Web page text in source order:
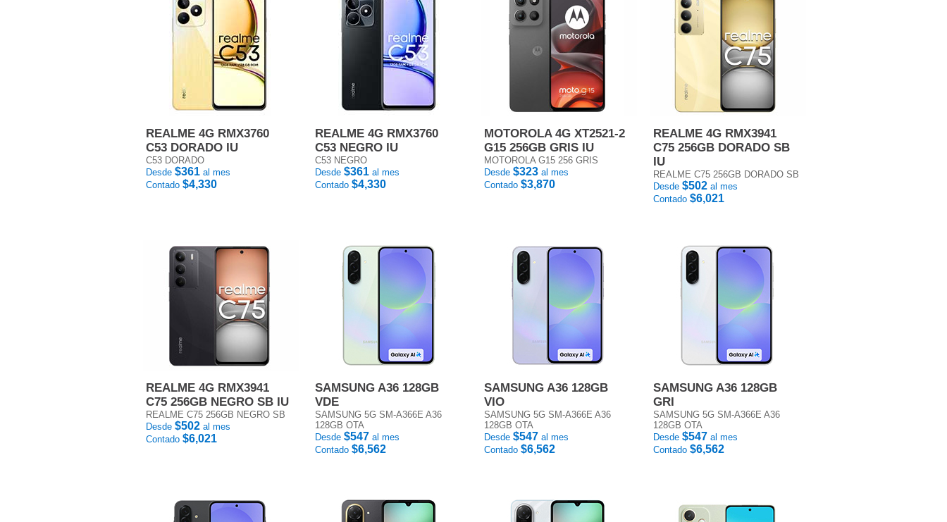
REALME 4G RMX3760
C53 DORADO IU
C53 DORADO
Desde $361 al mes
Contado $4,330
REALME 4G RMX3760
C53 NEGRO IU
C53 NEGRO
Desde $361 al mes
Contado $4,330
MOTOROLA 4G XT2521-2
G15 256GB GRIS IU
MOTOROLA G15 256 GRIS
Desde $323 al mes
Contado $3,870
REALME 4G RMX3941
C75 256GB DORADO SB
IU
REALME C75 256GB DORADO SB
Desde $502 al mes
Contado $6,021
REALME 4G RMX3941
C75 256GB NEGRO SB IU
REALME C75 256GB NEGRO SB
Desde $502 al mes
Contado $6,021
SAMSUNG A36 128GB
VDE
SAMSUNG 5G SM-A366E A36
128GB OTA
Desde $547 al mes
Contado $6,562
SAMSUNG A36 128GB
VIO
SAMSUNG 5G SM-A366E A36
128GB OTA
Desde $547 al mes
Contado $6,562
SAMSUNG A36 128GB
GRI
SAMSUNG 5G SM-A366E A36
128GB OTA
Desde $547 al mes
Contado $6,562